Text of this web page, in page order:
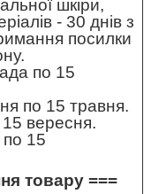
шкіри,
- 30 днів з
посилки
по 15
по 15 травня.
15 вересня.
по 15
товару ===